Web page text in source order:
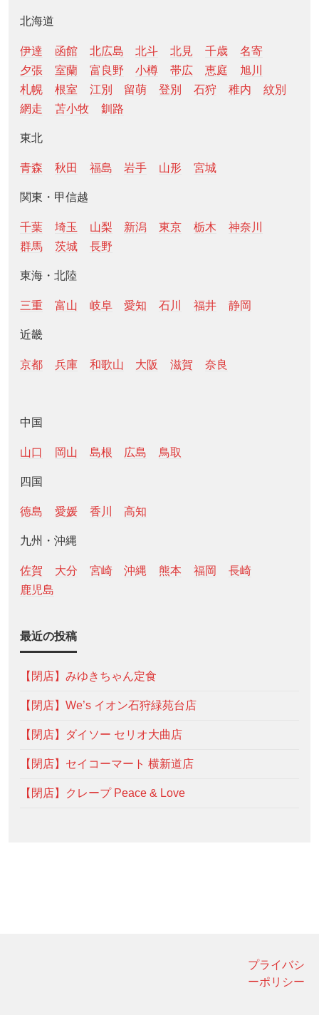
北海道
伊達 函館 北広島 北斗 北見 千歳
名寄
夕張
室蘭 富良野 小樽 帯広 恵庭
旭川
札幌
根室 江別 留萌 登別 石狩 稚内
紋別
網走
苫小牧 釧路
東北
青森 秋田 福島 岩手 山形 宮城
関東・甲信越
千葉 埼玉 山梨 新潟 東京 栃木
神奈川
群馬
茨城 長野
東海・北陸
三重 富山 岐阜 愛知 石川 福井 静岡
近畿
京都 兵庫 和歌山 大阪 滋賀 奈良
中国
山口 岡山 島根 広島 鳥取
四国
徳島 愛媛 香川 高知
九州・沖縄
佐賀 大分 宮崎 沖縄 熊本 福岡
長崎
鹿児島
最近の投稿
【閉店】みゆきちゃん定食
【閉店】We’s イオン石狩緑苑台店
【閉店】ダイソー セリオ大曲店
【閉店】セイコーマート 横新道店
【閉店】クレープ Peace & Love
プライバシ
ーポリシー